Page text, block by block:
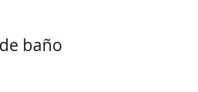
baño